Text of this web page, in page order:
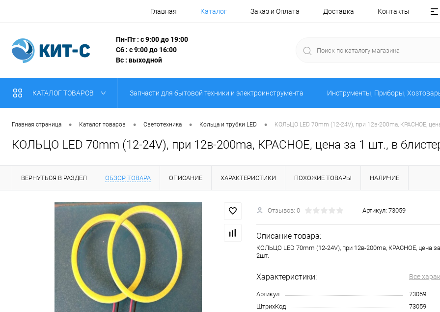
Главная Каталог Заказ и Оплата Доставка Контакты
Пн-Пт : с 9:00 до 19:00
Сб : с 9:00 до 16:00
Вс : выходной
КАТАЛОГ ТОВАРОВ Запчасти для бытовой техники и электроинструмента Инструменты, Приборы,
Главная страница • Каталог товаров • Светотехника • Кольца и трубки LED • КОЛЬЦО LED 70mm (12-24V), при 12в-200ma, КРАСНОЕ,
КОЛЬЦО LED 70mm (12-24V), при 12в-200ma, КРАСНОЕ, цена за 1 шт., в
ВЕРНУТЬСЯ В РАЗДЕЛ ОБЗОР ТОВАРА ОПИСАНИЕ ХАРАКТЕРИСТИКИ ПОХОЖИЕ ТОВАРЫ НАЛИЧИЕ
Отзывов: 0 Артикул: 73059
Описание товара:
КОЛЬЦО LED 70mm (12-24V), при 12в-200ma, КРАСНОЕ, цена
2шт.
Характеристики: Все
Артикул
73059
ШтрихКод
73059